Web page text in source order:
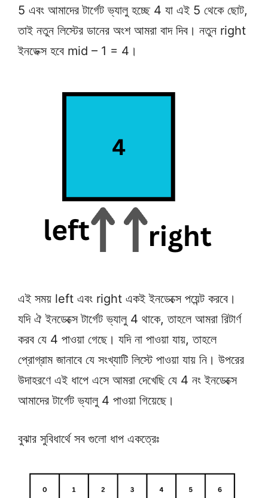
5 এবং আমাদের টার্গেট ভ্যালু হচ্ছে 4 যা এই 5 থেকে ছোট,
তাই নতুন লিস্টের ডানের অংশ আমরা বাদ দিব। নতুন right
ইনডেক্স হবে mid – 1 = 4।
এই সময় left এবং right একই ইনডেক্সে পয়েন্ট করবে।
যদি ঐ ইনডেক্সে টার্গেট ভ্যালু 4 থাকে, তাহলে আমরা রিটার্ণ
করব যে 4 পাওয়া গেছে। যদি না পাওয়া যায়, তাহলে
প্রোগ্রাম জানাবে যে সংখ্যাটি লিস্টে পাওয়া যায় নি। উপরের
উদাহরণে এই ধাপে এসে আমরা দেখেছি যে 4 নং ইনডেক্সে
আমাদের টার্গেট ভ্যালু 4 পাওয়া গিয়েছে।
বুঝার সুবিধার্থে সব গুলো ধাপ একত্রেঃ